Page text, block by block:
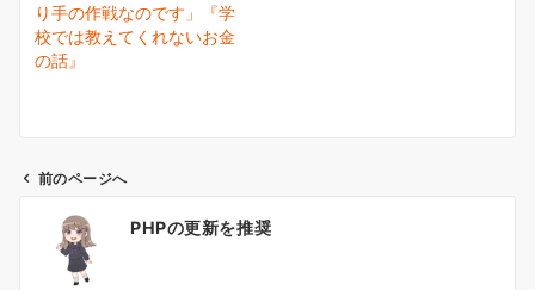
り手の作戦なのです」『学
校では教えてくれないお金
の話』
前のページへ
PHPの更新を推奨